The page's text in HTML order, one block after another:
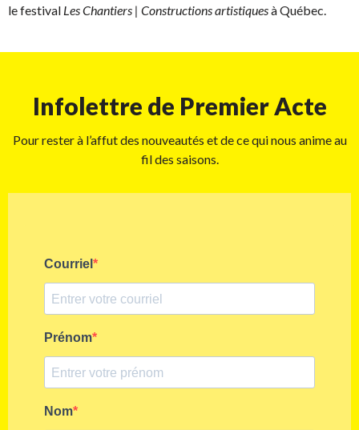
le festival Les Chantiers | Constructions artistiquesà Québec.
Infolettre de Premier Acte
Pour rester à l’affut des nouveautés et de ce qui nous anime au
fil des saisons.